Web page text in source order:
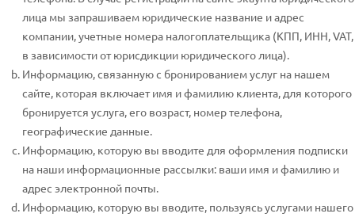
лица мы запрашиваем юридические название и адрес
компании, учетные номера налогоплательщика (КПП, ИНН, VAT,
в зависимости от юрисдикции юридического лица).
Информацию, связанную с бронированием услуг на нашем
сайте, которая включает имя и фамилию клиента, для которого
бронируется услуга, его возраст, номер телефона,
географические данные.
Информацию, которую вы вводите для оформления подписки
на наши информационные рассылки: ваши имя и фамилию и
адрес электронной почты.
Информацию, которую вы вводите, пользуясь услугами нашего